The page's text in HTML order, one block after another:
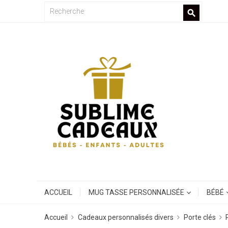
search
ACCUEIL MUG TASSE PERSONNALISÉE BÉBÉ
Accueil Cadeaux personnalisés divers Porte clés